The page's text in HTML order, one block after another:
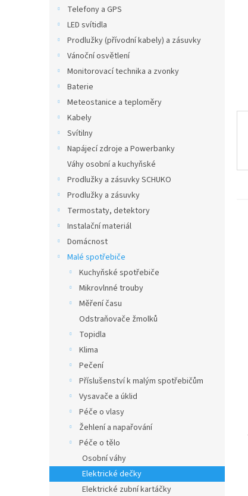
Telefony a GPS
LED svítidla
Prodlužky (přívodní kabely) a zásuvky
Vánoční osvětlení
Monitorovací technika a zvonky
Baterie
Meteostanice a teploměry
Kabely
Svítilny
Napájecí zdroje a Powerbanky
Váhy osobní a kuchyňské
Prodlužky a zásuvky SCHUKO
Prodlužky a zásuvky
Termostaty, detektory
Instalační materiál
Domácnost
Malé spotřebiče
Kuchyňské spotřebiče
Mikrovlnné trouby
Měření času
Odstraňovače žmolků
Topidla
Klima
Pečení
Příslušenství k malým spotřebičům
Vysavače a úklid
Péče o vlasy
Žehlení a napařování
Péče o tělo
Osobní váhy
Elektrické dečky
Elektrické zubní kartáčky